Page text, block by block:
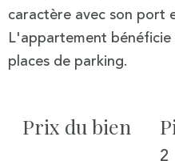
caractère avec son port
L'appartement
Prix du bien